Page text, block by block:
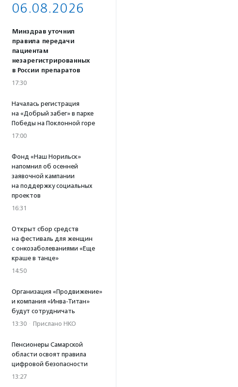
06.08.2026
Минздрав уточнил
правила передачи
пациентам
незарегистрированных
в России препаратов
17:30
Началась регистрация
на «Добрый забег» в парке
Победы на Поклонной горе
17:00
Фонд «Наш Норильск»
напомнил об осенней
заявочной кампании
на поддержку социальных
проектов
16:31
Открыт сбор средств
на фестиваль для женщин
с онкозаболеваниями «Еще
краше в танце»
14:50
Организация «Продвижение»
и компания «Инва-Титан»
будут сотрудничать
13:30 · Прислано НКО
Пенсионеры Самарской
области освоят правила
цифровой безопасности
13:27